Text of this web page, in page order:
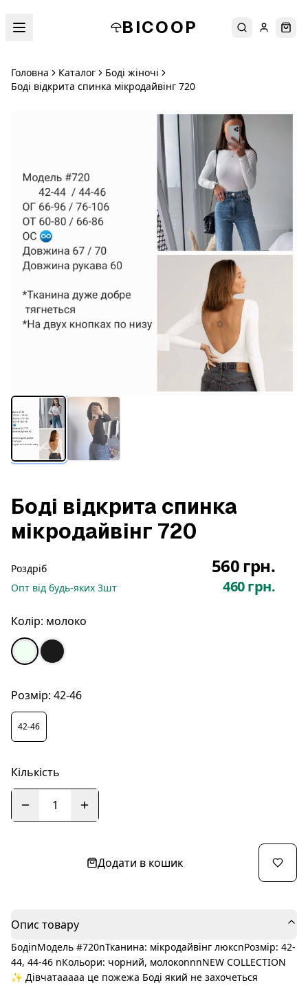
BICOOP ПошукУвійти
Головна Каталог
Боді жіночі
Боді відкрита спинка мікродайвінг 720
Боді відкрита спинка
мікродайвінг 720
Роздріб 560 грн.
Опт від будь-яких 3шт 460 грн.
Колір: молоко
Розмір: 42-46
42-46
Кількість
1
Додати в кошик
Опис товару
БодіnМодель #720nТканина: мікродайвінг люксnРозмір: 42-
44, 44-46 nКольори: чорний, молокоnnnNEW COLLECTION
✨️ Дівчатааааа це пожежа Боді який не захочеться